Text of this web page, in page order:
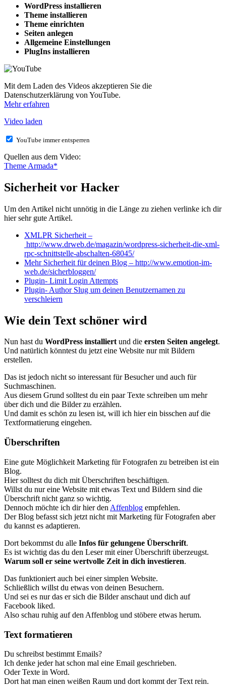
WordPress installieren
Theme installieren
Theme einrichten
Seiten anlegen
Allgemeine Einstellungen
PlugIns installieren
Mit dem Laden des Videos akzeptieren Sie die
Datenschutzerklärung von YouTube.
Mehr erfahren
Video laden
YouTube immer entsperren
Quellen aus dem Video:
Theme Armada*
Sicherheit vor Hacker
Um den Artikel nicht unnötig in die Länge zu ziehen verlinke ich dir
hier sehr gute Artikel.
XMLPR Sicherheit –
http://www.drweb.de/magazin/wordpress-sicherheit-die-xml-
rpc-schnittstelle-abschalten-68045/
Mehr Sicherheit für deinen Blog – http://www.emotion-im-
web.de/sicherbloggen/
Plugin- Limit Login Attempts
Plugin- Author Slug um deinen Benutzernamen zu
verschleiern
Wie dein Text schöner wird
Nun hast du WordPress installiertund die ersten Seiten angelegt.
Und natürlich könntest du jetzt eine Website nur mit Bildern
erstellen.
Das ist jedoch nicht so interessant für Besucher und auch für
Suchmaschinen.
Aus diesem Grund solltest du ein paar Texte schreiben um mehr
über dich und die Bilder zu erzählen.
Und damit es schön zu lesen ist, will ich hier ein bisschen auf die
Textformatierung eingehen.
Überschriften
Eine gute Möglichkeit Marketing für Fotografen zu betreiben ist ein
Blog.
Hier solltest du dich mit Überschriften beschäftigen.
Willst du nur eine Website mit etwas Text und Bildern sind die
Überschrift nicht ganz so wichtig.
Dennoch möchte ich dir hier den Affenblog empfehlen.
Der Blog befasst sich jetzt nicht mit Marketing für Fotografen aber
du kannst es adaptieren.
Dort bekommst du alle Infos für gelungene Überschrift.
Es ist wichtig das du den Leser mit einer Überschrift überzeugst.
Warum soll er seine wertvolle Zeit in dich investieren.
Das funktioniert auch bei einer simplen Website.
Schließlich willst du etwas von deinen Besuchern.
Und sei es nur das er sich die Bilder anschaut und dich auf
Facebook liked.
Also schau ruhig auf den Affenblog und stöbere etwas herum.
Text formatieren
Du schreibst bestimmt Emails?
Ich denke jeder hat schon mal eine Email geschrieben.
Oder Texte in Word.
Dort hat man einen weißen Raum und dort kommt der Text rein.